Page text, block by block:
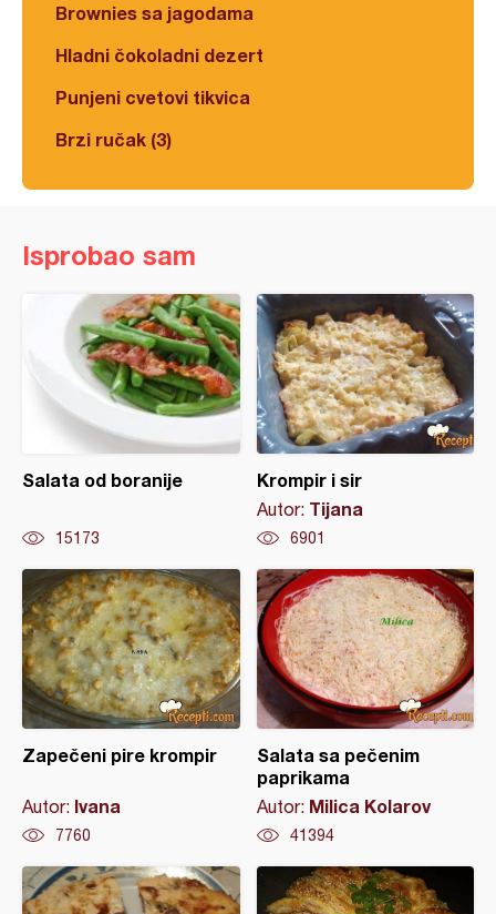
Brownies sa jagodama
Hladni čokoladni dezert
Punjeni cvetovi tikvica
Brzi ručak (3)
Isprobao sam
Salata od boranije
15173
Krompir i sir
Autor: Tijana
6901
Zapečeni pire krompir
Autor: Ivana
7760
Salata sa pečenim
paprikama
Autor: Milica Kolarov
41394